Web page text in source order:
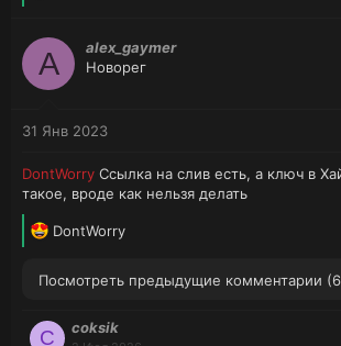
и
:
A
alex_gaymer
Новорег
31 Янв 2023
DontWorry Ссылка на слив есть, а ключ в
такое, вроде как нельзя делать
Л
к
:
DontWorry
Посмотреть предыдущие комментарии
C coksik